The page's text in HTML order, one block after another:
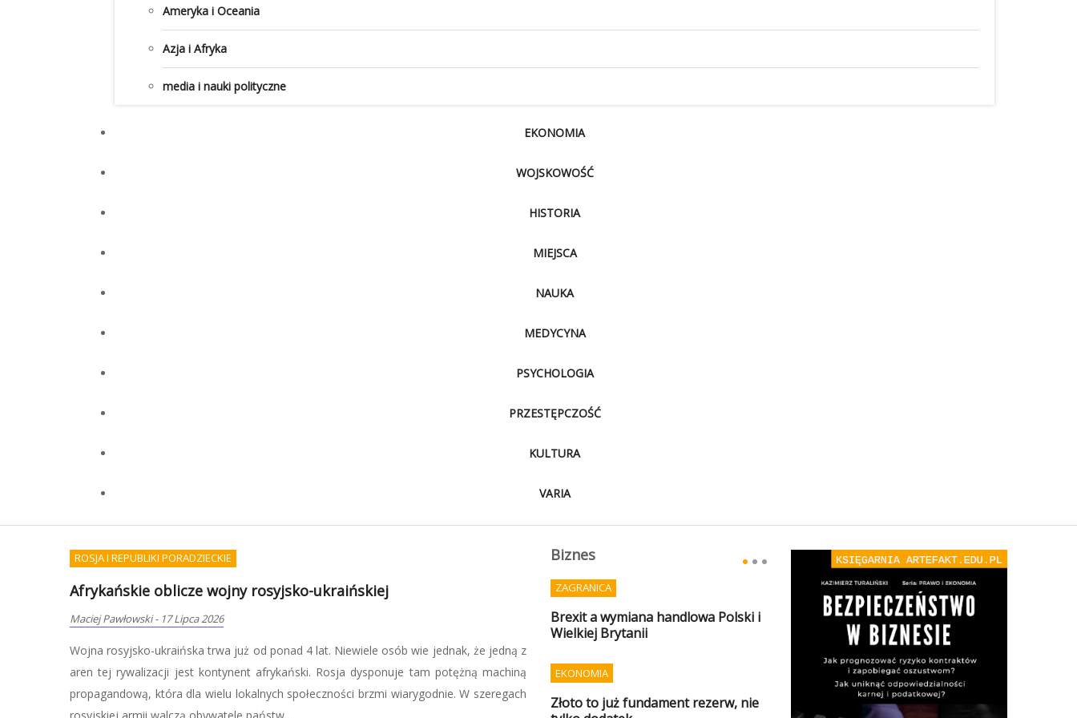
Ameryka i Oceania
Azja i Afryka
media i nauki polityczne
EKONOMIA
WOJSKOWOŚĆ
HISTORIA
MIEJSCA
NAUKA
MEDYCYNA
PSYCHOLOGIA
PRZESTĘPCZOŚĆ
KULTURA
VARIA
WOJSKOWOŚĆ I TERRORYZM
Początek wojny będziemu musieli przetrwać sami
Redakcja OKCYDENT-07 Lipca 2026
Zdaniem Pawła Mateńczuka, weterana jednostki specjalnej GROM, nie można
nadmiernie polegać na służbach, tylko samemu się przygotować na sytuacje
kryzysowe, co oznacza nie tylko zgromadzenie podstawowych zapasów, ale także
Biznes
ZAGRANICA
Brexit a wymiana handlowa Polski i
Wielkiej Brytanii
EKONOMIA
Złoto to już fundament rezerw, nie